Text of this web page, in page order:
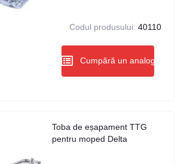
Codul produsului: 40110
Cumpără un analog
Toba de eșapament TTG
pentru moped Delta